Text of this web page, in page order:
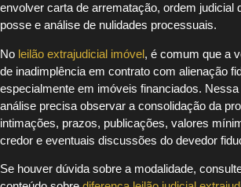
envolver carta de arrematação, ordem judicial
posse e análise de nulidades processuais.
No leilão extrajudicial imóvel, é comum que a
de inadimplência em contrato com alienação
especialmente em imóveis financiados. Nessa
análise precisa observar a consolidação da
intimações, prazos, publicações, valores
credor e eventuais discussões do devedor
Se houver dúvida sobre a modalidade,